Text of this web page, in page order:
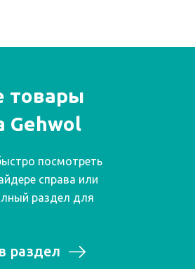
товары
Gehwol
посмотреть
справа или
раздел для
раздел